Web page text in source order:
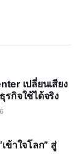
เปลี่ยนเสียง
รกิจใช้ได้จริง
ข้าใจโลก” สู่